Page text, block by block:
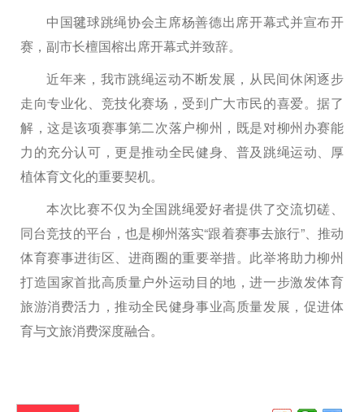
中国毽球跳绳协会主席杨善德出席开幕式并宣布开
赛，副市长檀国榕出席开幕式并致辞。
近年来，我市跳绳运动不断发展，从民间休闲逐步
走向专业化、竞技化赛场，受到广大市民的喜爱。据了
解，这是该项赛事第二次落户柳州，既是对柳州办赛能
力的充分认可，更是推动全民健身、普及跳绳运动、厚
植体育文化的重要契机。
本次比赛不仅为全国跳绳爱好者提供了交流切磋、
同台竞技的平台，也是柳州落实“跟着赛事去旅行”、推动
体育赛事进街区、进商圈的重要举措。此举将助力柳州
打造国家首批高质量户外运动目的地，进一步激发体育
旅游消费活力，推动全民健身事业高质量发展，促进体
育与文旅消费深度融合。